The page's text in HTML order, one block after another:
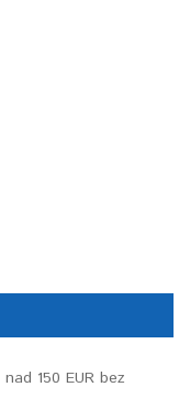
nad 150 EUR bez